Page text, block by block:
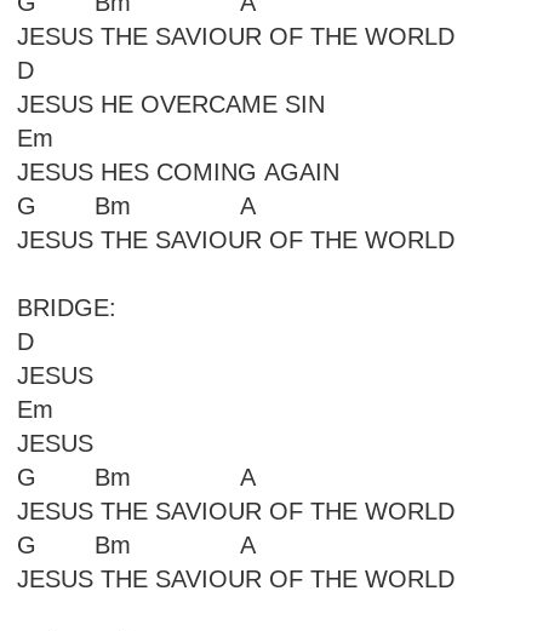
JESUS THE SAVIOUR OF THE WORLD
D
JESUS HE OVERCAME SIN
Em
JESUS HES COMING AGAIN
G Bm A
JESUS THE SAVIOUR OF THE WORLD
BRIDGE:
D
JESUS
Em
JESUS
G Bm A
JESUS THE SAVIOUR OF THE WORLD
G Bm A
JESUS THE SAVIOUR OF THE WORLD